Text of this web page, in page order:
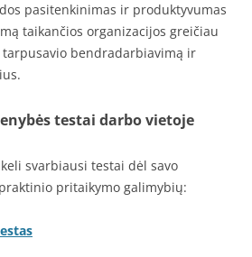
pasitenkinimas ir produktyvumas
taikančios organizacijos greičiau
bendradarbiavimą ir
testai darbo vietoje
svarbiausi testai dėl savo
pritaikymo galimybių: